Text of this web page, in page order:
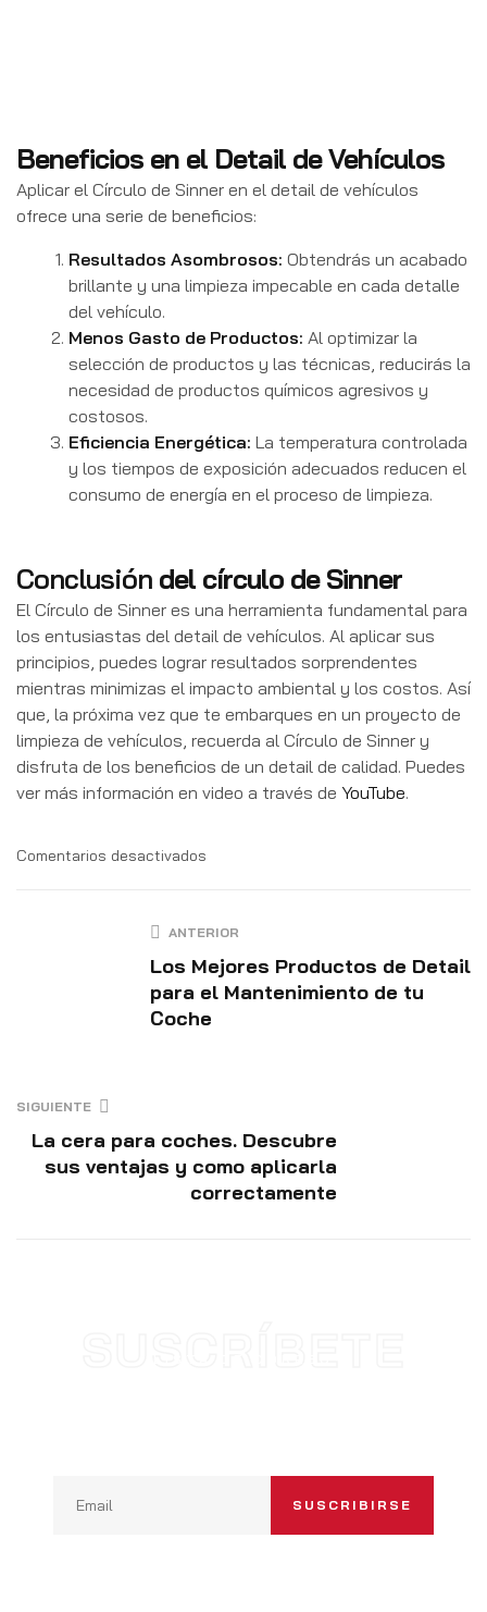
Beneficios en el Detail de Vehículos
Aplicar el Círculo de Sinner en el detail de vehículos
ofrece una serie de beneficios:
Resultados Asombrosos: Obtendrás un acabado
brillante y una limpieza impecable en cada detalle
del vehículo.
Menos Gasto de Productos: Al optimizar la
selección de productos y las técnicas, reducirás la
necesidad de productos químicos agresivos y
costosos.
Eficiencia Energética: La temperatura controlada
y los tiempos de exposición adecuados reducen el
consumo de energía en el proceso de limpieza.
Conclusión del círculo de Sinner
El Círculo de Sinner es una herramienta fundamental para
los entusiastas del detail de vehículos. Al aplicar sus
principios, puedes lograr resultados sorprendentes
mientras minimizas el impacto ambiental y los costos. Así
que, la próxima vez que te embarques en un proyecto de
limpieza de vehículos, recuerda al Círculo de Sinner y
disfruta de los beneficios de un detail de calidad. Puedes
ver más información en video a través de YouTube.
Comentarios desactivados
ANTERIOR
Los Mejores Productos de Detail
para el Mantenimiento de tu
Coche
SIGUIENTE
La cera para coches. Descubre
sus ventajas y como aplicarla
correctamente